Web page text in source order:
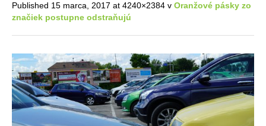
Published 15 marca, 2017 at 4240×2384 v Oranžové pásky zo
značiek postupne odstraňujú